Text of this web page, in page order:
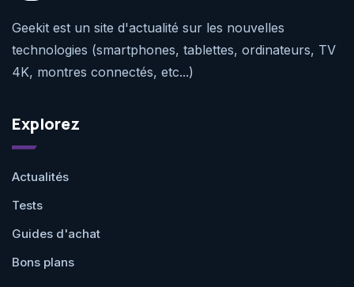
Geekit est un site d'actualité sur les nouvelles
technologies (smartphones, tablettes, ordinateurs, TV
4K, montres connectés, etc...)
Explorez
Actualités
Tests
Guides d'achat
Bons plans